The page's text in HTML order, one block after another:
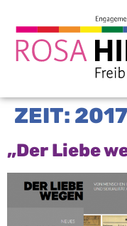
ZEIT: 2017
„Der Liebe